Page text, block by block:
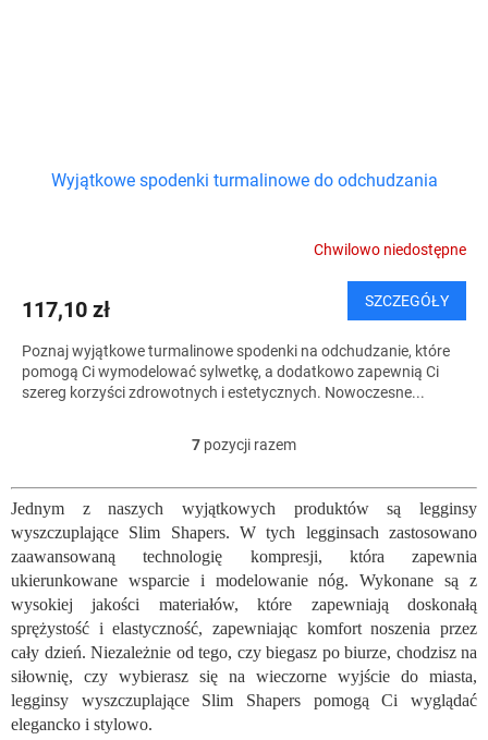
Wyjątkowe spodenki turmalinowe do odchudzania
Chwilowo niedostępne
117,10 zł SZCZEGÓŁY
Poznaj wyjątkowe turmalinowe spodenki na odchudzanie, które
pomogą Ci wymodelować sylwetkę, a dodatkowo zapewnią Ci
szereg korzyści zdrowotnych i estetycznych. Nowoczesne...
K
n
t
r
o
l
l
i
s
t
7 pozycji razem
Jednym z naszych wyjątkowych produktów są legginsy
wyszczuplające Slim Shapers. W tych legginsach zastosowano
zaawansowaną technologię kompresji, która zapewnia
ukierunkowane wsparcie i modelowanie nóg. Wykonane są z
wysokiej jakości materiałów, które zapewniają doskonałą
sprężystość i elastyczność, zapewniając komfort noszenia przez
cały dzień. Niezależnie od tego, czy biegasz po biurze, chodzisz na
siłownię, czy wybierasz się na wieczorne wyjście do miasta,
legginsy wyszczuplające Slim Shapers pomogą Ci wyglądać
elegancko i stylowo.